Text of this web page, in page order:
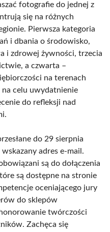
fotografie do jednej z
się na różnych
Pierwsza kategoria
i dbania o środowisko,
i zdrowej żywności, trzecia
a czwarta –
na terenach
na celu uwydatnienie
do refleksji nad
do 29 sierpnia
adres e-mail.
są do dołączenia
są dostępne na stronie
oceniającego jury
do sklepów
twórczości
Zachęca się